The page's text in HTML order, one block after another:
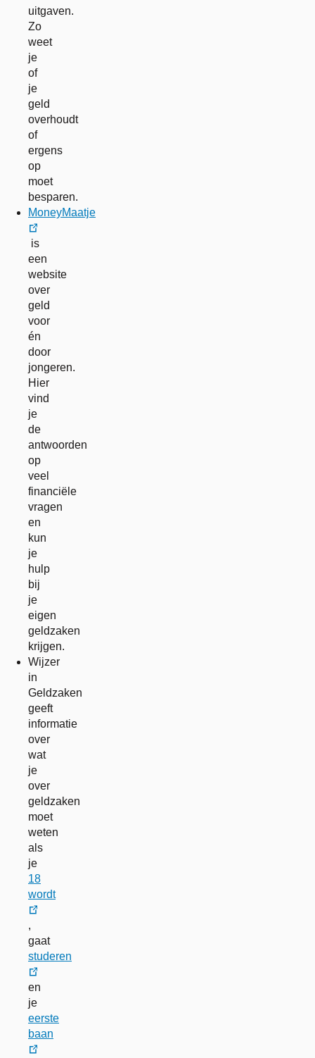
uitgaven.
Zo
weet
je
of
je
geld
overhoudt
of
ergens
op
moet
besparen.
MoneyMaatje
externe
link
is
een
website
over
geld
voor
én
door
jongeren.
Hier
vind
je
de
antwoorden
op
veel
financiële
vragen
en
kun
je
hulp
bij
je
eigen
geldzaken
krijgen.
Wijzer
in
Geldzaken
geeft
informatie
over
wat
je
over
geldzaken
moet
weten
als
je
18
wordt
externe
link
,
gaat
studeren
externe
link
en
je
eerste
baan